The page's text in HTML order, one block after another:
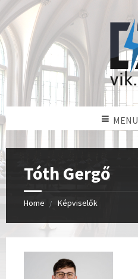
MENU
Tóth Gergő
Home Képviselők